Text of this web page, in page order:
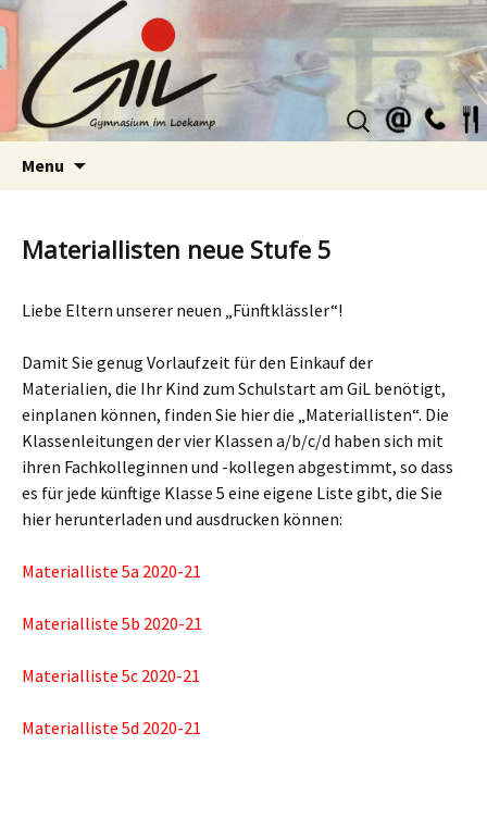
Suchen
nach:
Menu
Materiallisten neue Stufe 5
Liebe Eltern unserer neuen „Fünftklässler“!
Damit Sie genug Vorlaufzeit für den Einkauf der
Materialien, die Ihr Kind zum Schulstart am GiL benötigt,
einplanen können, finden Sie hier die „Materiallisten“. Die
Klassenleitungen der vier Klassen a/b/c/d haben sich mit
ihren Fachkolleginnen und -kollegen abgestimmt, so dass
es für jede künftige Klasse 5 eine eigene Liste gibt, die Sie
hier herunterladen und ausdrucken können:
Materialliste 5a 2020-21
Materialliste 5b 2020-21
Materialliste 5c 2020-21
Materialliste 5d 2020-21